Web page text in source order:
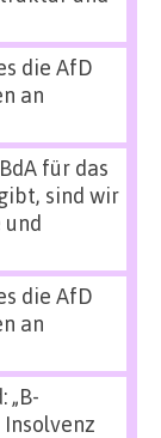
die AfD
an
für das
sind wir
und
die AfD
an
„B-